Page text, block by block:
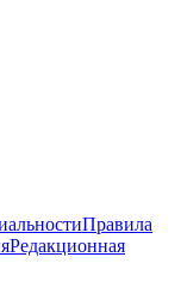
Правила
Редакционная